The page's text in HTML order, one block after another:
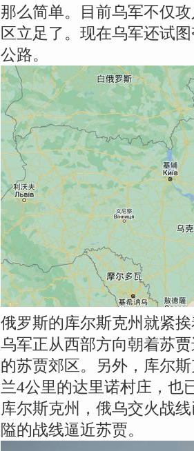
那么简单。目前乌军不仅
区立足了。现在乌军还试
公路。
俄罗斯的库尔斯克州就紧
乌军正从西部方向朝着苏
的苏贾郊区。另外，库尔
兰4公里的达里诺村庄，也
库尔斯克州，俄乌交火战
隘的战线逼近苏贾。